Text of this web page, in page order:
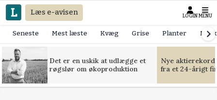
Læs e-avisen LOGIN MENU
Seneste Mest læste Kvæg Grise Planter
Det er en uskik at udlægge et
røgslør om økoproduktion
Nye
fra et 24-årigt